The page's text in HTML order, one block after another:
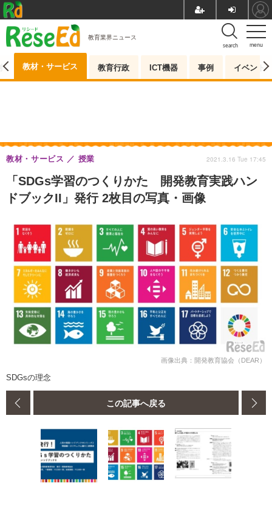
menu
search
教育業界ニュース
教材・サービス 教育行政 ICT機器 事例 イベント
「SDGs学習のつくりかた 開発教育実践ハン
ドブックII」発行 2枚目の写真・画像
教材・サービス 授業 2021.3.16 Tue 17:45
画像出典：開発教育協会（DEAR）
SDGsの理念
この記事へ戻る